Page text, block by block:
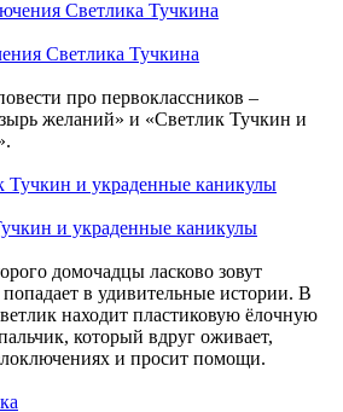
Светлика Тучкина
про первоклассников –
желаний» и «Светлик Тучкин и
и украденные каникулы
домочадцы ласково зовут
в удивительные истории. В
находит пластиковую ёлочную
который вдруг оживает,
и просит помощи.